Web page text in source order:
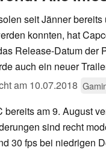
seit Jänner bereits
konnten, hat
Release-Datum der
auch ein neuer
am 10.07.2018
bereits am 9. August
sind recht
30 fps bei niedrigen